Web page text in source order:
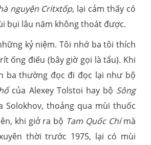
nguyện Critxtốp, lại cảm thấy có
bụi lâu năm không thoát được.
kỷ niệm. Tôi nhớ ba tôi thích
ống điếu (bây giờ gọi là tẩu). Khi
ba thường đọc đi đọc lại như bộ
của Alexey Tolstoi hay bộ Sông
Solokhov, thoảng qua mùi thuốc
khi giở ra bộ Tam Quốc Chímà
thời trước 1975, lại có mùi